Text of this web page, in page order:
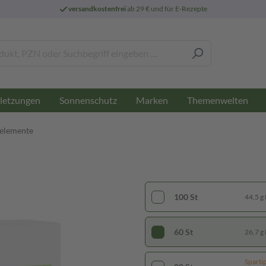
versandkostenfreiab 29 € und für E-Rezepte
Sonnenschutz Marken Themenwelten
100 St 44,5 g
60 St 26,7 g